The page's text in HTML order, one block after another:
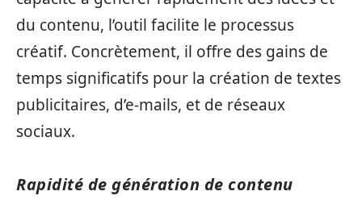
du contenu, l’outil facilite le processus
créatif. Concrètement, il offre des gains de
temps significatifs pour la création de textes
publicitaires, d’e-mails, et de réseaux
sociaux.
Rapidité de génération de contenu